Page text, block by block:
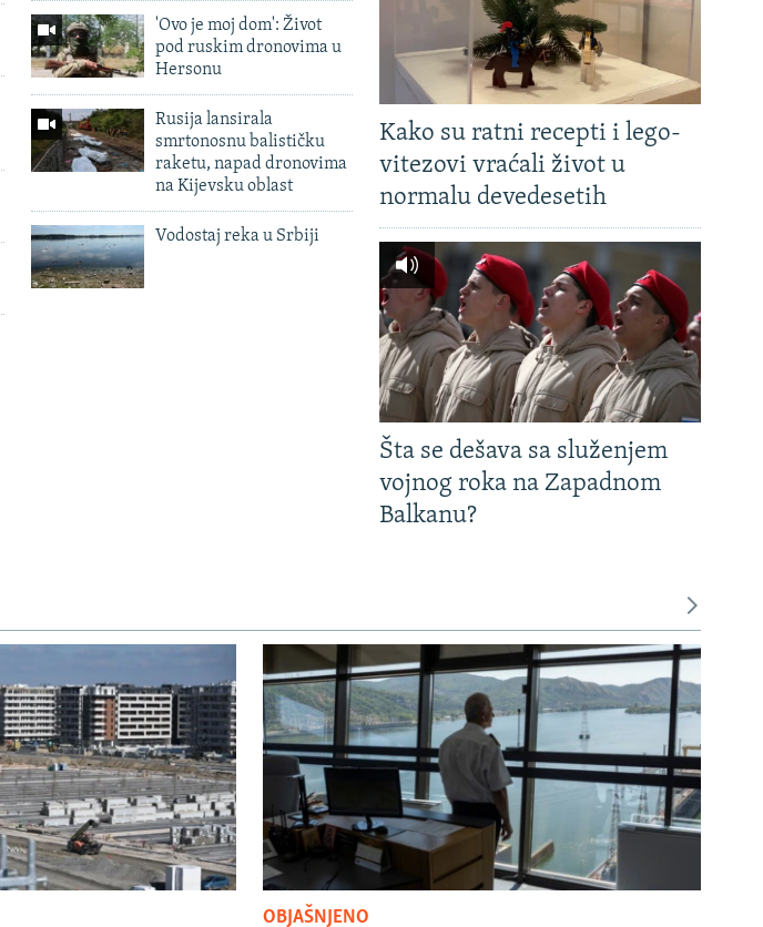
'Ovo je moj dom': Život
pod ruskim dronovima u
Hersonu
Rusija lansirala
smrtonosnu balističku
raketu, napad dronovima
na Kijevsku oblast
Vodostaj reka u Srbiji
Kako su ratni recepti i lego-
vitezovi vraćali život u
normalu devedesetih
Šta se dešava sa služenjem
vojnog roka na Zapadnom
Balkanu?
OBJAŠNJENO